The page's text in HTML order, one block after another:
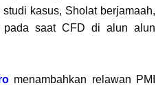
kasus, Sholat berjamaah,
pada saat CFD di alun alun
menambahkan relawan PMI